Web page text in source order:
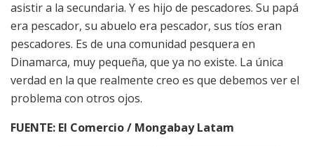
asistir a la secundaria. Y es hijo de pescadores. Su papá
era pescador, su abuelo era pescador, sus tíos eran
pescadores. Es de una comunidad pesquera en
Dinamarca, muy pequeña, que ya no existe. La única
verdad en la que realmente creo es que debemos ver el
problema con otros ojos.
FUENTE: El Comercio / Mongabay Latam